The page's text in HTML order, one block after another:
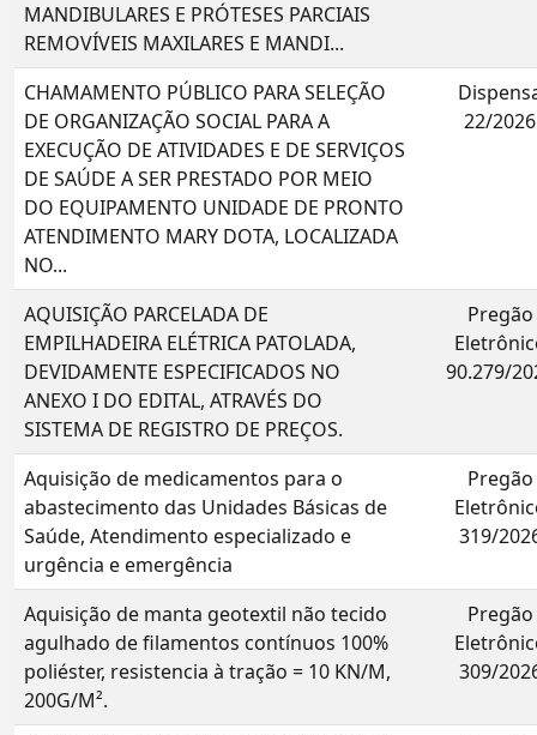
MANDIBULARES E PRÓTESES PARCIAIS
REMOVÍVEIS MAXILARES E MANDI...
CHAMAMENTO PÚBLICO PARA SELEÇÃO
DE ORGANIZAÇÃO SOCIAL PARA A
EXECUÇÃO DE ATIVIDADES E DE SERVIÇOS
DE SAÚDE A SER PRESTADO POR MEIO
DO EQUIPAMENTO UNIDADE DE PRONTO
ATENDIMENTO MARY DOTA, LOCALIZADA
NO...
22/2026
AQUISIÇÃO PARCELADA DE
EMPILHADEIRA ELÉTRICA PATOLADA,
DEVIDAMENTE ESPECIFICADOS NO
ANEXO I DO EDITAL, ATRAVÉS DO
SISTEMA DE REGISTRO DE PREÇOS.
Pregão
90.279/
Aquisição de medicamentos para o
abastecimento das Unidades Básicas de
Saúde, Atendimento especializado e
urgência e emergência
Pregão
319/
Aquisição de manta geotextil não tecido
agulhado de filamentos contínuos 100%
poliéster, resistencia à tração = 10 KN/M,
200G/M².
Pregão
309/